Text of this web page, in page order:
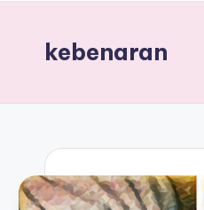
kebenaran